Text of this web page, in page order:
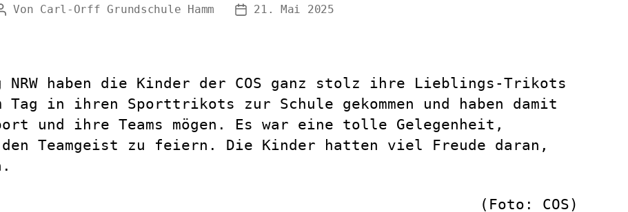
Beitragsautor
Von Carl-Orff Grundschule Hamm Veröffentlichungsdatum
21. Mai 2025
NRW haben die Kinder der COS ganz stolz ihre Lieblings-Trikots
in ihren Sporttrikots zur Schule gekommen und haben damit
und ihre Teams mögen. Es war eine tolle Gelegenheit,
den Teamgeist zu feiern. Die Kinder hatten viel Freude daran,
(Foto: COS)